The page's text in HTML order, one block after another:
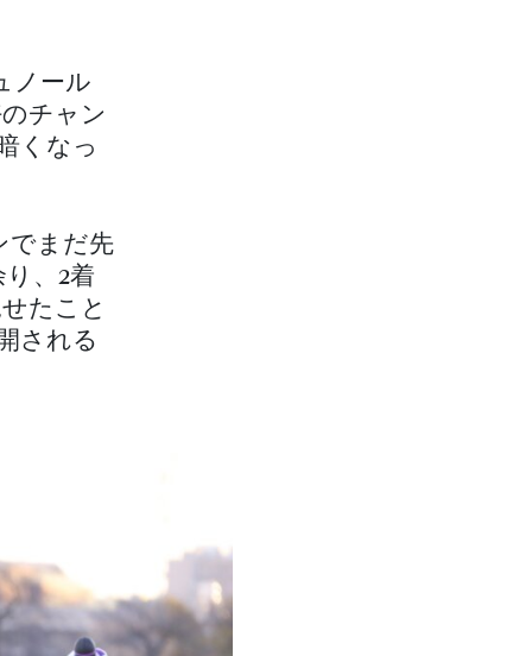
ノール
チャン
くなっ
でまだ先
、2着
たこと
される